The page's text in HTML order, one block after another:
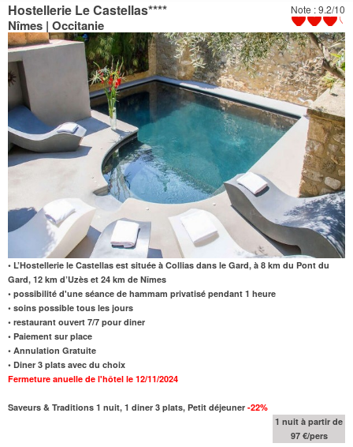
Note : 9.2/10
Hostellerie Le Castellas****
Nîmes | Occitanie
• L’Hostellerie le Castellas est située à Collias dans le Gard, à 8 km du Pont du
Gard, 12 km d’Uzès et 24 km de Nîmes
• possibilité d'une séance de hammam privatisé pendant 1 heure
• soins possible tous les jours
• restaurant ouvert 7/7 pour diner
• Paiement sur place
• Annulation Gratuite
• Diner 3 plats avec du choix
Fermeture anuelle de l'hôtel le 12/11/2024
Saveurs & Traditions 1 nuit, 1 diner 3 plats, Petit déjeuner -22%
1 nuit à partir de
97 €/pers